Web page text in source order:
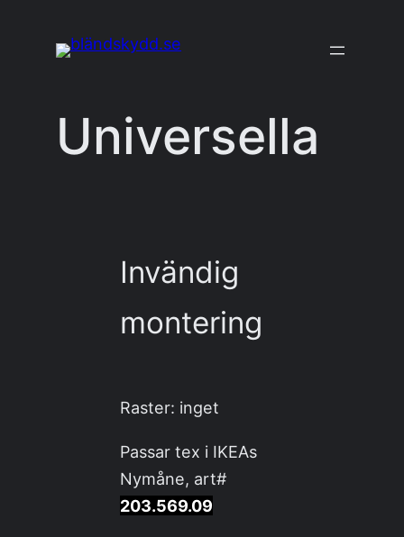
Universella
Invändig
montering
Raster: inget
Passar tex i IKEAs
Nymåne, art#
203.569.09